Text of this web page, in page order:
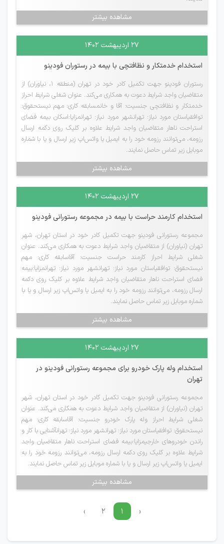
مشاهده بیشتر
۲۷ اردیبهشت ۱۴۰۲
استخدام خدمتکار و نظافتچی با بیمه در رستوران فودینو
رستوران فودینو جهت تکمیل کادر خود در تهران (منطقه 1، نیاوران) از
متقاضیان واجد شرایط دعوت به همکاری می‌کند. عنوان شغلی شرایط احراز
خدمتکار و نظافتچی جنسیت: آقا و خانمسابقه کاری: مهم نیستحقوق:
توافقیاستان مورد نیاز: تهرانشهر مورد نیاز: تهرانمزایا:اسکان بیمه فضای
استراحت ناهار متقاضیان واجد شرایط علاوه بر کلیک روی دکمه ارسال
رزومه، می‌توانند رزومه خود را به ایمیل یا واتس‌اپ زیر ارسال و یا با شماره
موبایل زیر تماس حاصل نمایند.
مشاهده بیشتر
۲۷ اردیبهشت ۱۴۰۲
استخدام کارمند حراست با بیمه در مجموعه رستورانی فودینو
مجموعه رستورانی فودینو جهت تکمیل کادر خود در استان تهران، شهر
تهران (نیاوران) از متقاضیان واجد شرایط دعوت به همکاری می‌کند. عنوان
شغلی شرایط احراز کارمند حراست جنسیت: آقاسابقه کاری: مهم
نیستحقوق: توافقیاستان مورد نیاز: تهرانشهر مورد نیاز: تهرانمزایا:بیمه
فضای استراحت ناهار متقاضیان واجد شرایط علاوه بر کلیک روی دکمه
ارسال رزومه، می‌توانند رزومه خود را به ایمیل یا واتس‌اپ زیر ارسال و یا با
شماره موبایل زیر تماس حاصل نمایند.
مشاهده بیشتر
۲۷ اردیبهشت ۱۴۰۲
استخدام وله پارک خودرو برای مجموعه رستورانی فودینو در
تهران
مجموعه رستورانی فودینو جهت تکمیل کادر خود در استان تهران، شهر
تهران (نیاوران) از متقاضیان واجد شرایط دعوت به همکاری می‌کند. عنوان
شغلی شرایط احراز وله پارک خودرو جنسیت: آقاسابقه کاری: مهم
نیستحقوق: توافقیاستان مورد نیاز: تهرانشهر مورد نیاز: تهرانآشنایی با کار و
راندن خودروهای خارجیمزایا:بیمه فضای استراحت ناهار متقاضیان واجد
شرایط علاوه بر کلیک روی دکمه ارسال رزومه، می‌توانند رزومه خود را به
ایمیل یا واتس‌اپ زیر ارسال و یا با شماره موبایل زیر تماس حاصل نمایند.
مشاهده بیشتر
‹ ۱ ۲ ›